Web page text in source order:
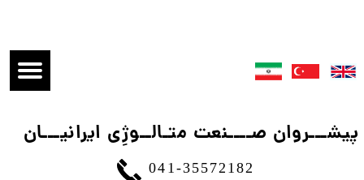
​پیشـــروان صــــنعت متـالــوژِی ایرانیـــان
041-35572182